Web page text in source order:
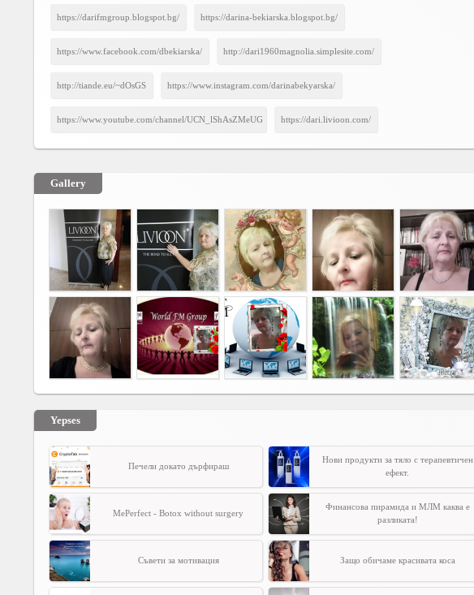
https://darifmgroup.blogspot.bg/ https://darina-bekiarska.blogspot.bg/
https://www.facebook.com/dbekiarska/ http://dari1960magnolia.simplesite.com/
http://tiande.eu/~dOsGS https://www.instagram.com/darinabekyarska/
https://www.youtube.com/channel/UCN_lShAsZMeUGqyuTweR55Qhttps://dari.livioon.com/
Gallery
Yepses
Печели докато дърфираш
Нови продукти за тяло с терапевтичен
ефект.
MePerfect - Botox without surgery
Финансова пирамида и МЛМ каква е
разликата!
Съвети за мотивация Защо обичаме красивата коса